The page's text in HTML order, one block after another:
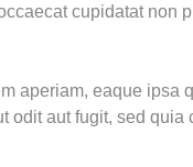
cupidatat non
aperiam, eaque ipsa
odit aut fugit, sed quia